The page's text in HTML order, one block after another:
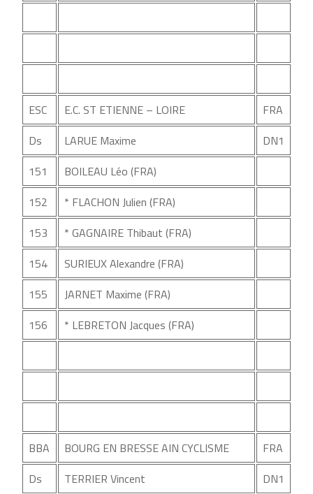
ESC E.C. ST ETIENNE – LOIRE
FRA
Ds
LARUE Maxime
DN1
151
BOILEAU Léo (FRA)
152
* FLACHON Julien (FRA)
153
* GAGNAIRE Thibaut (FRA)
154
SURIEUX Alexandre (FRA)
155
JARNET Maxime (FRA)
156
* LEBRETON Jacques (FRA)
BBA BOURG EN BRESSE AIN CYCLISME
FRA
Ds
TERRIER Vincent
DN1